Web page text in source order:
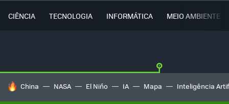
CIÊNCIA TECNOLOGIA INFORMÁTICA MEIO AMBIENTE
TENDÊNCIAS DO DIA
China NASA El Niño IA Mapa Inteligência